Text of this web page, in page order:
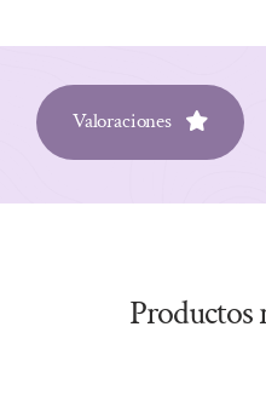
Valoraciones
Productos